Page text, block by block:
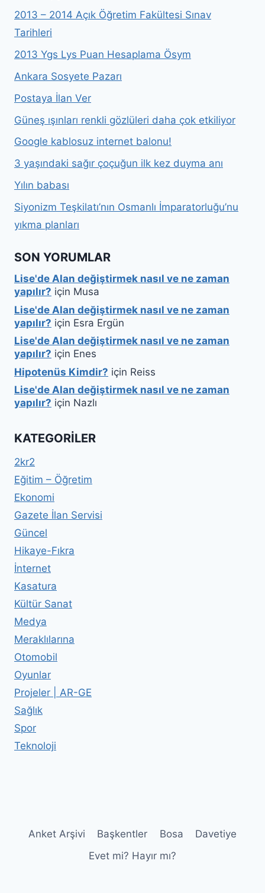
2013 – 2014 Açık Öğretim Fakültesi Sınav
Tarihleri
2013 Ygs Lys Puan Hesaplama Ösym
Ankara Sosyete Pazarı
Postaya İlan Ver
Güneş ışınları renkli gözlüleri daha çok etkiliyor
Google kablosuz internet balonu!
3 yaşındaki sağır çoçuğun ilk kez duyma anı
Yılın babası
Siyonizm Teşkilatı’nın Osmanlı İmparatorluğu’nu
yıkma planları
SON YORUMLAR
Lise'de Alan değiştirmek nasıl ve ne zaman
yapılır? için Musa
Lise'de Alan değiştirmek nasıl ve ne zaman
yapılır? için Esra Ergün
Lise'de Alan değiştirmek nasıl ve ne zaman
yapılır? için Enes
Hipotenüs Kimdir? için Reiss
Lise'de Alan değiştirmek nasıl ve ne zaman
yapılır? için Nazlı
KATEGORILER
2kr2
Eğitim – Öğretim
Ekonomi
Gazete İlan Servisi
Güncel
Hikaye-Fıkra
İnternet
Kasatura
Kültür Sanat
Medya
Meraklılarına
Otomobil
Oyunlar
Projeler | AR-GE
Sağlık
Spor
Teknoloji
Anket Arşivi Başkentler Bosa
Davetiye
Evet mi? Hayır mı?